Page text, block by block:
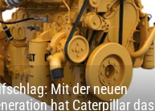
Mit der neuen
hat Caterpillar das